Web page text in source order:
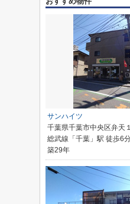
サンハイツ
千葉県千葉市中央区弁天
総武線「千葉」駅 徒歩6
築29年